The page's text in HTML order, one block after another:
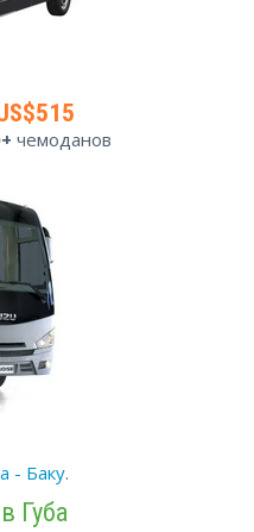
чемоданов
- Баку.
Губа